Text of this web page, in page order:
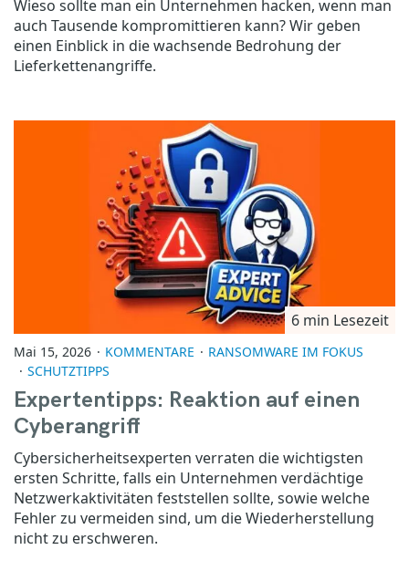
Wieso sollte man ein Unternehmen hacken, wenn man
auch Tausende kompromittieren kann? Wir geben
einen Einblick in die wachsende Bedrohung der
Lieferkettenangriffe.
6 min Lesezeit
Mai 15, 2026 KOMMENTARE
RANSOMWARE IM FOKUS
SCHUTZTIPPS
Expertentipps: Reaktion auf einen
Cyberangriff
Cybersicherheitsexperten verraten die wichtigsten
ersten Schritte, falls ein Unternehmen verdächtige
Netzwerkaktivitäten feststellen sollte, sowie welche
Fehler zu vermeiden sind, um die Wiederherstellung
nicht zu erschweren.